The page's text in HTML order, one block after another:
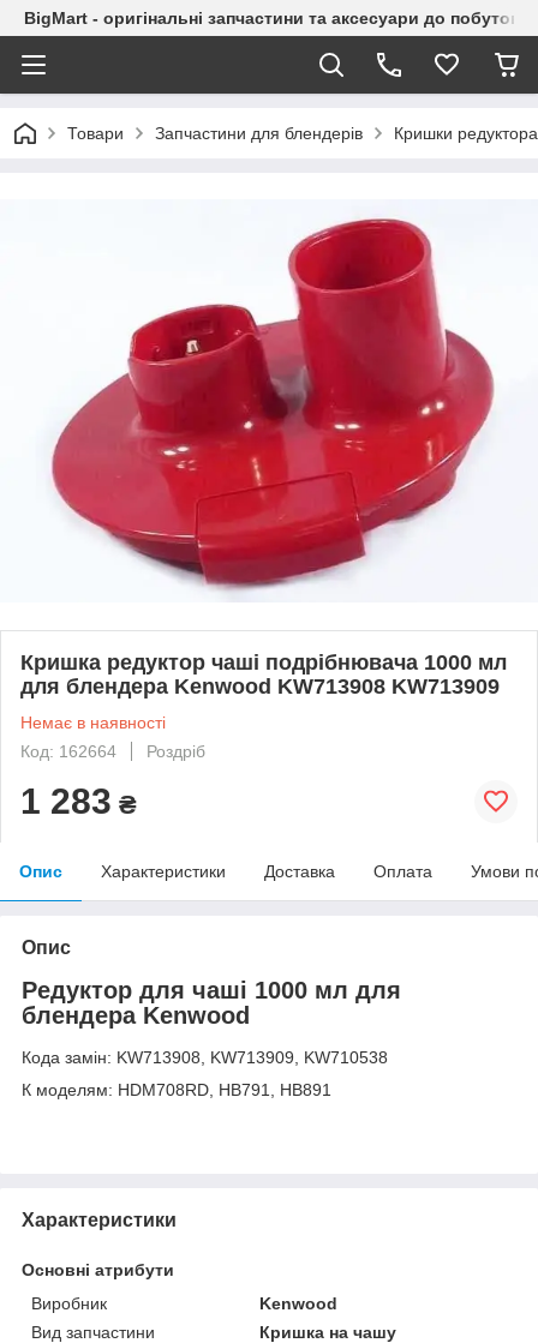
BigMart - оригінальні запчастини та аксесуари до побутової
Товари Запчастини для блендерів Кришки
Кришка редуктор чаші подрібнювача 1000 мл
для блендера Kenwood KW713908 KW713909
Немає в наявності
Код: 162664
Роздріб
1 283 ₴
Опис Характеристики Доставка Оплата Умови
Опис
Редуктор для чаші 1000 мл для
блендера Kenwood
Кода замін: KW713908, KW713909, KW710538
К моделям: HDM708RD, HB791, HB891
Характеристики
Основні атрибути
Виробник
Kenwood
Вид запчастини
Кришка на чашу